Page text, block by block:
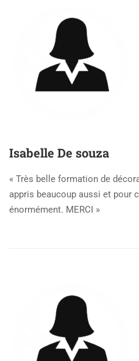
Isabelle De souza
« Très belle formation de
appris beaucoup aussi et pour
énormément. MERCI »